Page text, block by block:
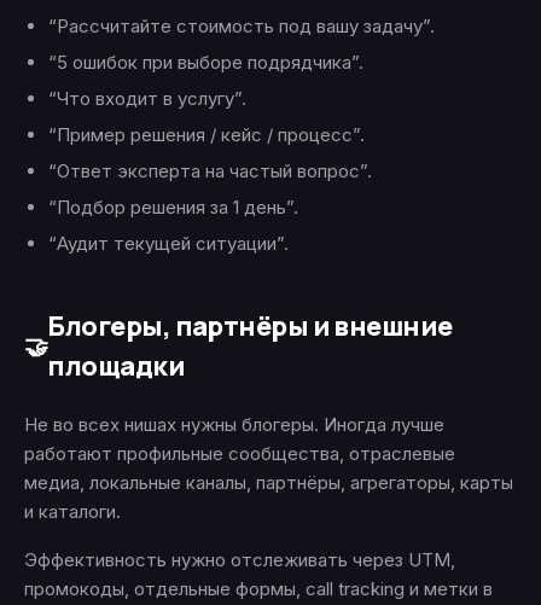
“Рассчитайте стоимость под вашу задачу”.
“5 ошибок при выборе подрядчика”.
“Что входит в услугу”.
“Пример решения / кейс / процесс”.
“Ответ эксперта на частый вопрос”.
“Подбор решения за 1 день”.
“Аудит текущей ситуации”.
🤝
Блогеры, партнёры и внешние
площадки
Не во всех нишах нужны блогеры. Иногда лучше
работают профильные сообщества, отраслевые
медиа, локальные каналы, партнёры, агрегаторы, карты
и каталоги.
Эффективность нужно отслеживать через UTM,
промокоды, отдельные формы, call tracking и метки в